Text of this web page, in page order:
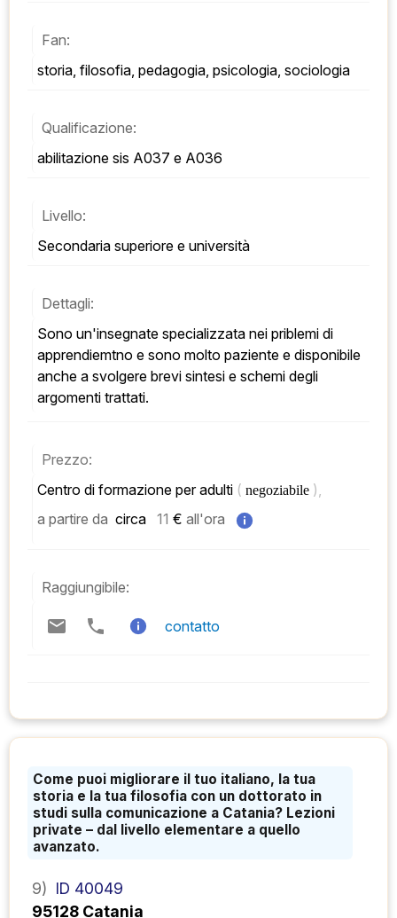
Fan:
storia, filosofia, pedagogia, psicologia, sociologia
Qualificazione:
abilitazione sis A037 e A036
Livello:
Secondaria superiore e università
Dettagli:
Sono un'insegnate specializzata nei priblemi di
apprendiemtno e sono molto paziente e disponibile
anche a svolgere brevi sintesi e schemi degli
argomenti trattati.
Prezzo:
Centro di formazione per adulti ( negoziabile ),
a partire da circa 11 € all'ora
Raggiungibile:
contatto
Come puoi migliorare il tuo italiano, la tua
storia e la tua filosofia con un dottorato in
studi sulla comunicazione a Catania? Lezioni
private – dal livello elementare a quello
avanzato.
9) ID 40049
95128 Catania